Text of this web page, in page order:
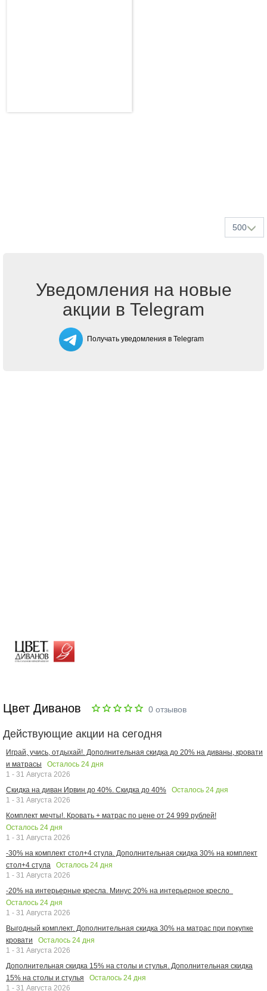
500
Уведомления на новые
акции в Telegram
Получать уведомления в Telegram
Цвет Диванов 0 отзывов
Действующие акции на сегодня
Играй, учись, отдыхай!. Дополнительная скидка до 20% на диваны, кровати
и матрасы
Осталось 24 дня
1 - 31 Августа 2026
Скидка на диван Ирвин до 40%. Скидка до 40%
Осталось 24 дня
1 - 31 Августа 2026
Комплект мечты!. Кровать + матрас по цене от 24 999 рублей!
Осталось 24 дня
1 - 31 Августа 2026
-30% на комплект стол+4 стула. Дополнительная скидка 30% на комплект
стол+4 стула
Осталось 24 дня
1 - 31 Августа 2026
-20% на интерьерные кресла. Минус 20% на интерьерное кресло
Осталось 24 дня
1 - 31 Августа 2026
Выгодный комплект. Дополнительная скидка 30% на матрас при покупке
кровати
Осталось 24 дня
1 - 31 Августа 2026
Дополнительная скидка 15% на столы и стулья. Дополнительная скидка
15% на столы и стулья
Осталось 24 дня
1 - 31 Августа 2026